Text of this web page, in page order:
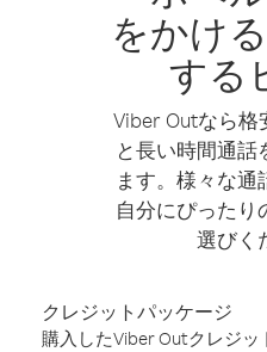
をかけ
する
Viber Outなら格
と長い時間通話
ます。様々な通
自分にぴったり
選びく
クレジットパッケージ
購入したViber Outクレジ